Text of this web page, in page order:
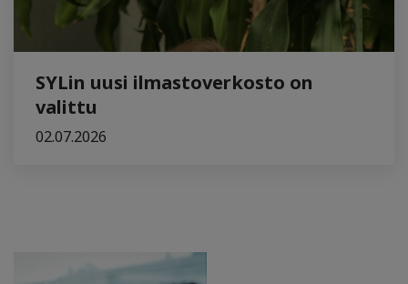
SYLin uusi ilmastoverkosto on
valittu
02.07.2026